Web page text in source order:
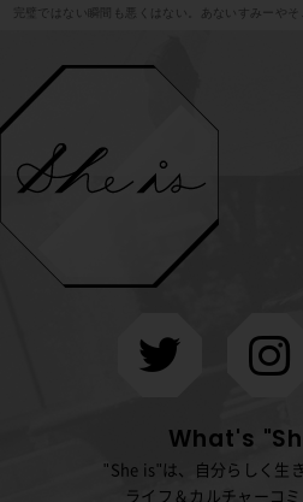
完璧ではない瞬間も悪くはない。あないすみーやそ
What's
"She is"は、自分らしく生
ライフ＆カルチャーコミ